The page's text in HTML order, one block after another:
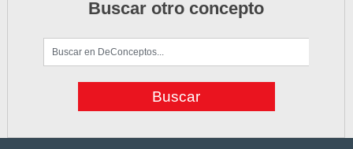
Buscar otro concepto